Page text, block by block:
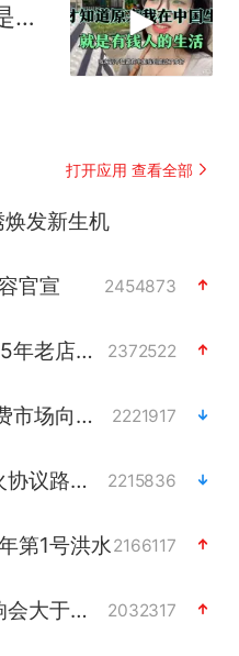
有
打开应用 查看全部
发新生机
官宣 2454873
于东来回应胖东来近25年老店年底关闭 2372522
夏日经济乘热而上 消费市场向新而行 2221917
哈马斯称坚持加沙停火协议路线图 2215836
第1号洪水2166117
白海豚对华东华北影响会大于巴威 2032317